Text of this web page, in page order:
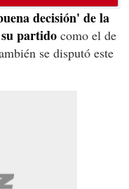
decisión' de la
partido como el de
se disputó este